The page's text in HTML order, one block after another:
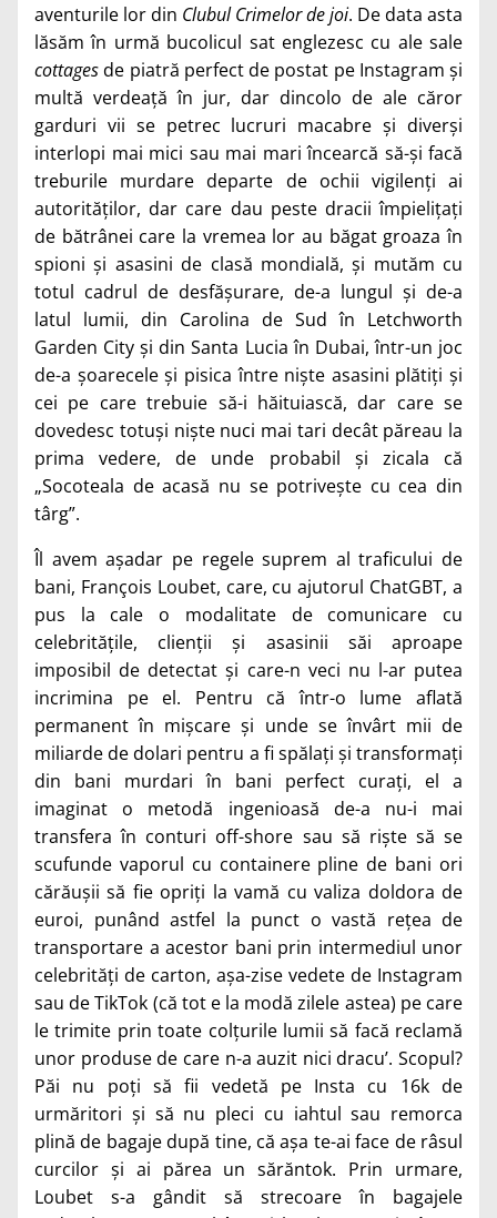
aventurile lor din Clubul Crimelor de joi. De data asta
lăsăm în urmă bucolicul sat englezesc cu ale sale
cottagesde piatră perfect de postat pe Instagram și
multă verdeață în jur, dar dincolo de ale căror
garduri vii se petrec lucruri macabre și diverși
interlopi mai mici sau mai mari încearcă să-și facă
treburile murdare departe de ochii vigilenți ai
autorităților, dar care dau peste dracii împielițați
de bătrânei care la vremea lor au băgat groaza în
spioni și asasini de clasă mondială, și mutăm cu
totul cadrul de desfășurare, de-a lungul și de-a
latul lumii, din Carolina de Sud în Letchworth
Garden City și din Santa Lucia în Dubai, într-un joc
de-a șoarecele și pisica între niște asasini plătiți și
cei pe care trebuie să-i hăituiască, dar care se
dovedesc totuși niște nuci mai tari decât păreau la
prima vedere, de unde probabil și zicala că
„Socoteala de acasă nu se potrivește cu cea din
târg”.
Îl avem așadar pe regele suprem al traficului de
bani, François Loubet, care, cu ajutorul ChatGBT, a
pus la cale o modalitate de comunicare cu
celebritățile, clienții și asasinii săi aproape
imposibil de detectat și care-n veci nu l-ar putea
incrimina pe el. Pentru că într-o lume aflată
permanent în mișcare și unde se învârt mii de
miliarde de dolari pentru a fi spălați și transformați
din bani murdari în bani perfect curați, el a
imaginat o metodă ingenioasă de-a nu-i mai
transfera în conturi off-shore sau să riște să se
scufunde vaporul cu containere pline de bani ori
cărăușii să fie opriți la vamă cu valiza doldora de
euroi, punând astfel la punct o vastă rețea de
transportare a acestor bani prin intermediul unor
celebrități de carton, așa-zise vedete de Instagram
sau de TikTok (că tot e la modă zilele astea) pe care
le trimite prin toate colțurile lumii să facă reclamă
unor produse de care n-a auzit nici dracu’. Scopul?
Păi nu poți să fii vedetă pe Insta cu 16k de
urmăritori și să nu pleci cu iahtul sau remorca
plină de bagaje după tine, că așa te-ai face de râsul
curcilor și ai părea un sărăntok. Prin urmare,
Loubet s-a gândit să strecoare în bagajele